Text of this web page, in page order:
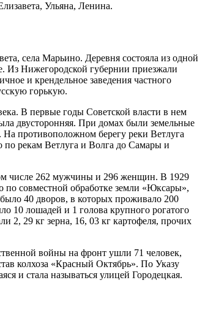
окс
окс
нет
зу
нет
зу
нет
зу
нет
зу
нет
зу
нет
зу
нет
окс
нет
зу
нет
зу
нет
зу
нет
зу
нет
окс
нет
зу
нет
Ульяна, Ленина.
села Марьино. Деревня состояла из одной
Из Нижегородской губернии приезжали
и крендельное заведения частного
горькую.
В первые годы Советской власти в нем
двусторонняя. При домах были земельные
противоположном берегу реки Ветлуга
по рекам Ветлуга и Волга до Самары и
числе 262 мужчины и 296 женщин. В 1929
по совместной обработке земли «Юксары»,
было 40 дворов, в которых проживало 200
10 лошадей и 1 голова крупного рогатого
2, 29 кг зерна, 16, 03 кг картофеля, прочих
войны на фронт ушли 71 человек,
колхоза «Красный Октябрь». По Указу
и стала называться улицей Городецкая.